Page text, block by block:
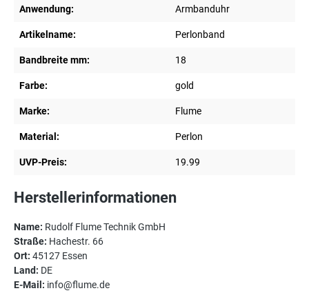
Anwendung: Armbanduhr
Artikelname: Perlonband
Bandbreite mm: 18
Farbe: gold
Marke: Flume
Material: Perlon
UVP-Preis: 19.99
Herstellerinformationen
Name: Rudolf Flume Technik GmbH
Straße: Hachestr. 66
Ort: 45127 Essen
Land: DE
E-Mail: info@flume.de